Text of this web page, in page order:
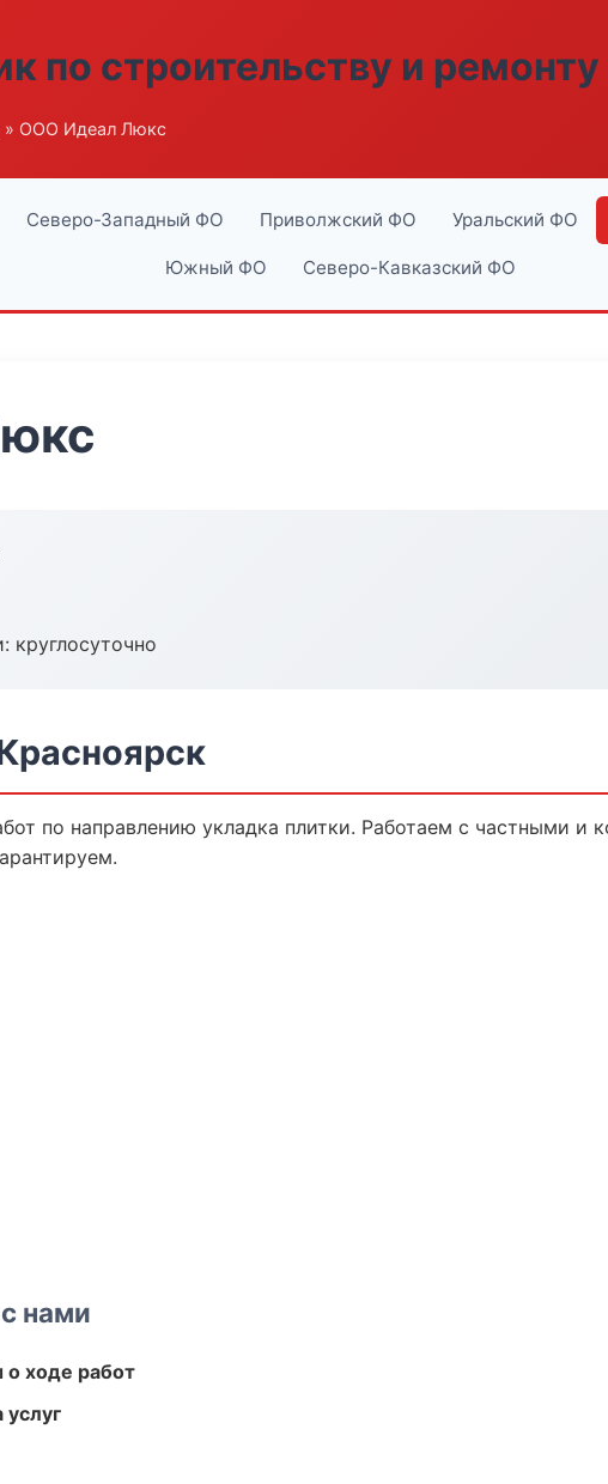
по строительству и ремонту
» ООО Идеал Люкс
Северо-Западный ФО Приволжский ФО Уральский ФО
Южный ФО Северо-Кавказский ФО
круглосуточно
по направлению укладка плитки. Работаем с частными и
нами
ходе работ